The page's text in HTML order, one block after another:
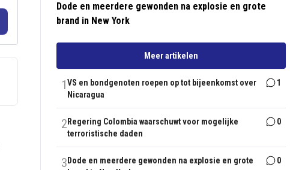
Dode en meerdere gewonden na explosie en grote
brand in New York
Meer artikelen
1VS en bondgenoten roepen op tot bijeenkomst over
Nicaragua
1
2 Regering Colombia waarschuwt voor mogelijke
terroristische daden
0
3 Dode en meerdere gewonden na explosie en grote
0